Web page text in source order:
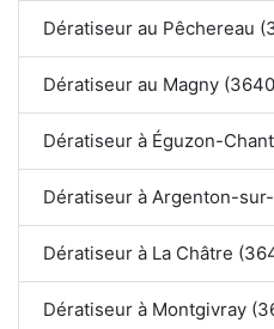
Dératiseur au Pêchereau
Dératiseur au Magny
Dératiseur à Éguzon-
Dératiseur à Argenton-
Dératiseur à La Châtre
Dératiseur à Montgivray